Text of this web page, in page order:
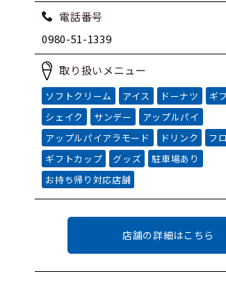
電話番号
0980-51-1339
取り扱いメニュー
ソフトクリーム アイス ドーナツ ギ
シェイク
サンデー
アップルパイ
アップルパイアラモード
ドリンク
フ
ギフトカップ
グッズ
駐車場あり
お持ち帰り対応店舗
店舗の詳細はこちら